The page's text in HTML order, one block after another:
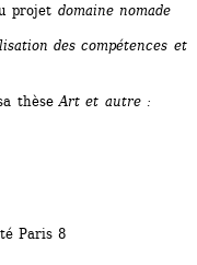
projet domaine nomade
des compétences et
thèse Art et autre :
Paris 8